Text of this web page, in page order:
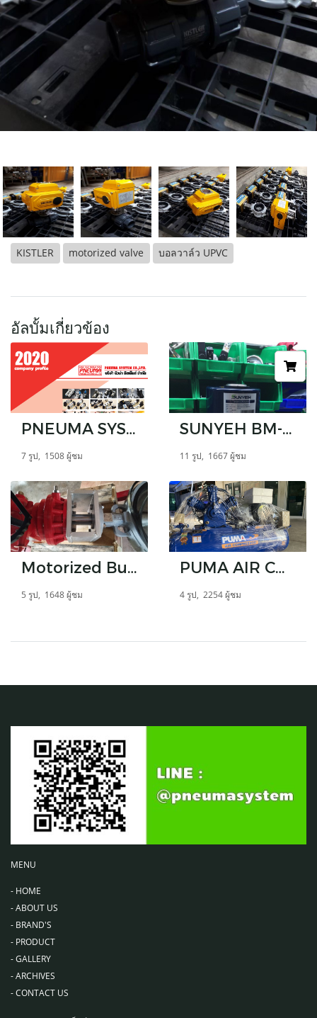
KISTLER motorized valve บอลวาล์ว UPVC
อัลบั้มเกี่ยวข้อง
PNEUMA SYSTEM
7 รูป, 1508 ผู้ชม
SUNYEH BM-2 Torque 120Nm+Direct Mount Ball Valve, 2-Way, Full Port JIS10K DN50
11 รูป, 1667 ผู้ชม
Motorized Butterfly Valve
5 รูป, 1648 ผู้ชม
PUMA AIR COMPRESSOR 10 HP PP-310 (315L) Air Compressor
4 รูป, 2254 ผู้ชม
MENU
- HOME
-ABOUT US
- BRAND'S
- PRODUCT
-GALLERY
-ARCHIVES
-CONTACT US